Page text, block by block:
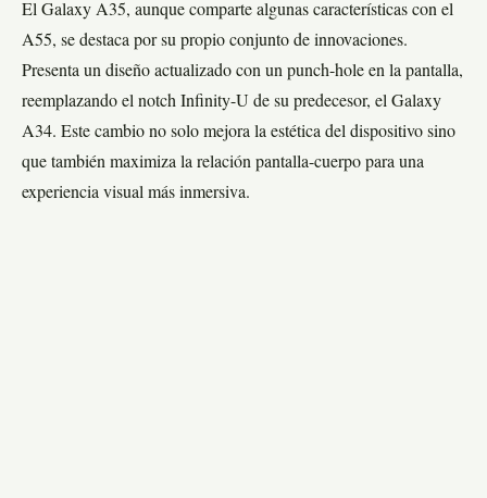
El Galaxy A35, aunque comparte algunas características con el
A55, se destaca por su propio conjunto de innovaciones.
Presenta un diseño actualizado con un punch-hole en la pantalla,
reemplazando el notch Infinity-U de su predecesor, el Galaxy
A34. Este cambio no solo mejora la estética del dispositivo sino
que también maximiza la relación pantalla-cuerpo para una
experiencia visual más inmersiva.